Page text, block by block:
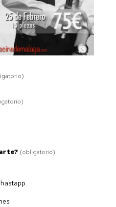
(obligatorio)